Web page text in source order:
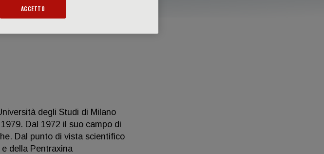
degli Studi di Milano
Dal 1972 il suo campo di
Dal punto di vista scientifico
della Pentraxina
ACCETTO